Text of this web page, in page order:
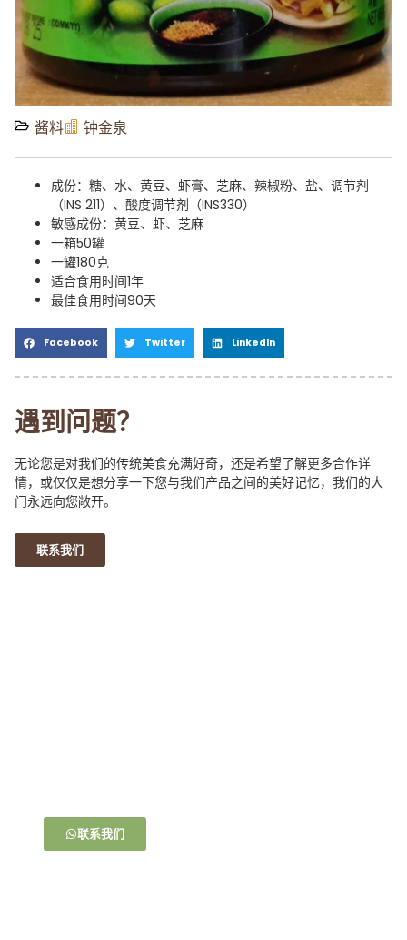
酱料 钟金泉
成份：糖、水、黄豆、虾膏、芝麻、辣椒粉、盐、调节剂
（INS 211）、酸度调节剂（INS330）
敏感成份：黄豆、虾、芝麻
一箱50罐
一罐180克
适合食用时间1年
最佳食用时间90天
Facebook Twitter LinkedIn
遇到问题？
无论您是对我们的传统美食充满好奇，还是希望了解更多合作详
情，或仅仅是想分享一下您与我们产品之间的美好记忆，我们的大
门永远向您敞开。
联系我们
联系我们